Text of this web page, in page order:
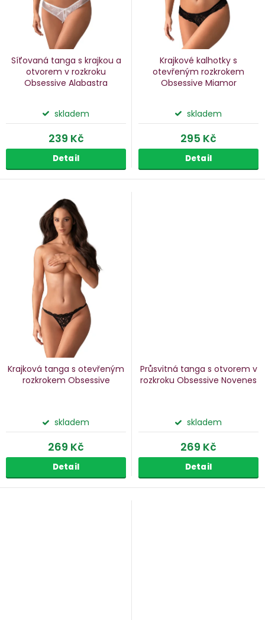
Síťovaná tanga s krajkou a
otvorem v rozkroku
Obsessive Alabastra
skladem
239 Kč
Detail
Krajkové kalhotky s
otevřeným rozkrokem
Obsessive Miamor
skladem
295 Kč
Detail
Krajková tanga s otevřeným
rozkrokem Obsessive
skladem
269 Kč
Detail
Průsvitná tanga s otvorem v
rozkroku Obsessive Novenes
skladem
269 Kč
Detail